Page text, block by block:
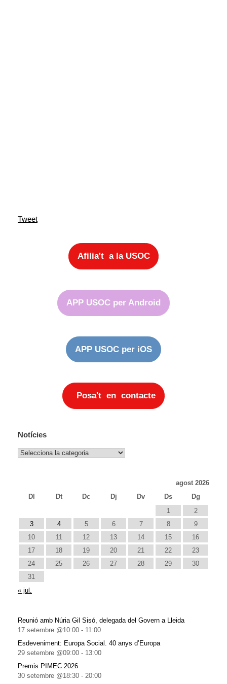
Tweet
Afilia't a la USOC
APP USOC per Android
APP USOC per iOS
Posa't en contacte
Notícies
Notícies
agost 2026
Dl
Dt Dc Dj Dv Ds
Dg
1
2
3
4 5 6 7 8
9
10
11 12 13 14 15
16
17
18 19 20 21 22
23
24
25 26 27 28 29
30
31
« jul.
Reunió amb Núria Gil Sisó, delegada del Govern a Lleida
17 setembre @10:00 - 11:00
Esdeveniment: Europa Social. 40 anys d’Europa
29 setembre @09:00 - 13:00
Premis PIMEC 2026
30 setembre @18:30 - 20:00